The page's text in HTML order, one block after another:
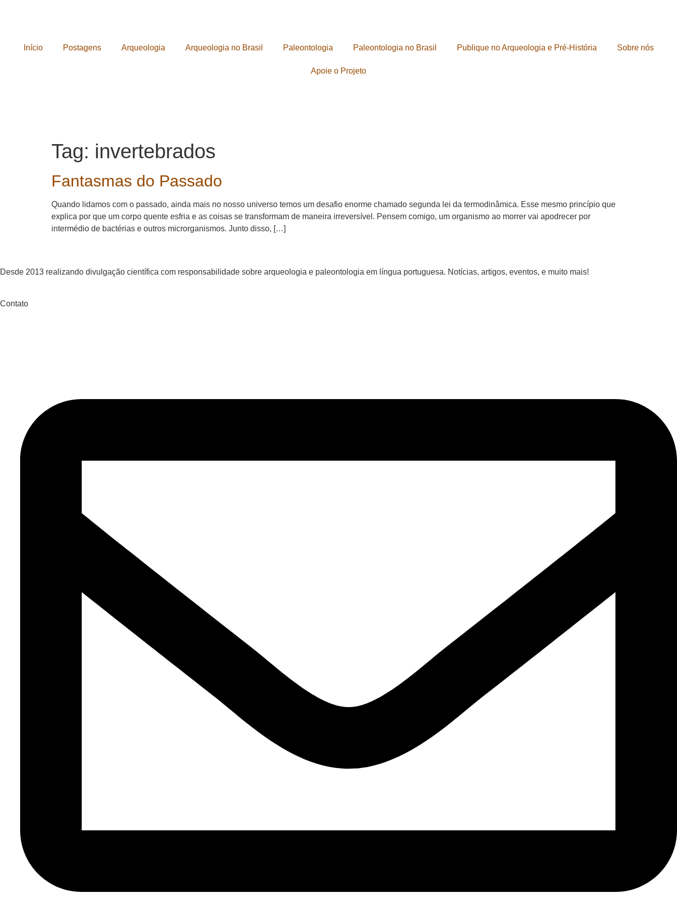
Início Postagens Arqueologia Arqueologia no Brasil Paleontologia Paleontologia no Brasil Publique no Arqueologia e Pré-História Sobre nós
Apoie o Projeto
Tag: invertebrados
Fantasmas do Passado
Quando lidamos com o passado, ainda mais no nosso universo temos um desafio enorme chamado segunda lei da termodinâmica. Esse mesmo princípio que
explica por que um corpo quente esfria e as coisas se transformam de maneira irreversível. Pensem comigo, um organismo ao morrer vai apodrecer por
intermédio de bactérias e outros microrganismos. Junto disso, […]
Desde 2013 realizando divulgação científica com responsabilidade sobre arqueologia e paleontologia em língua portuguesa. Notícias, artigos, eventos, e muito mais!
Contato